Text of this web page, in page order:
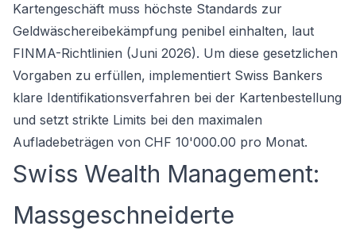
Kartengeschäft muss höchste Standards zur
Geldwäschereibekämpfung penibel einhalten, laut
FINMA-Richtlinien (Juni 2026). Um diese gesetzlichen
Vorgaben zu erfüllen, implementiert Swiss Bankers
klare Identifikationsverfahren bei der Kartenbestellung
und setzt strikte Limits bei den maximalen
Aufladebeträgen von CHF 10'000.00 pro Monat.
Swiss Wealth Management:
Massgeschneiderte